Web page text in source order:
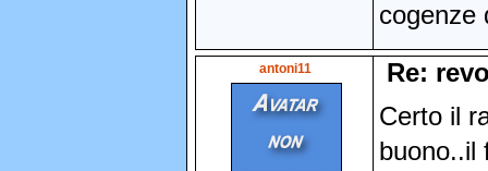
cogenze
antoni11
Re:
Certo il
buono..il